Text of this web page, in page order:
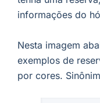
informações do
Nesta imagem
exemplos de
por cores.